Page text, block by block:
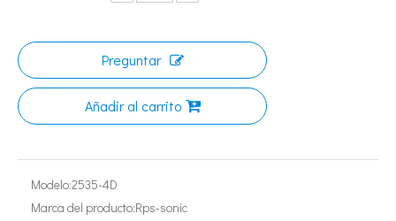
¿Qué es la tecnología de extracción de té ultrasónica?
Actualmente, la investigación sobre la extracción de antioxidantes
Preguntar
Añadir al carrito
Modelo:2535-4D
Marca del producto:Rps-sonic